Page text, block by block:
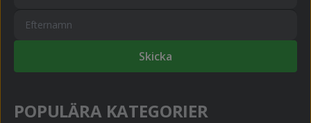
Skicka
POPULÄRA KATEGORIER